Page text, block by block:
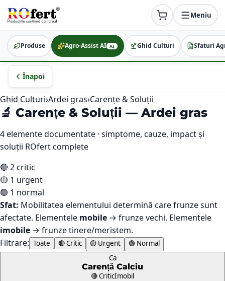
Meniu
Produse Agro-Assist AI AI Ghid Culturi Sfaturi
Înapoi
Ghid Culturi›Ardei gras›Carențe & Soluții
🔬 Carențe & Soluții —Ardei gras
4elemente documentate · simptome, cauze, impact și
soluții ROfert complete
🔴 2critic
🟡 1 urgent
🟢 1 normal
Sfat: Mobilitatea elementului determină care frunze sunt
afectate. Elementele mobile → frunze vechi. Elementele
imobile → frunze tinere/meristem.
Filtrare: Toate 🔴 Critic 🟡 Urgent
🟢 Normal
Ca
Carență Calciu
🔴 CriticImobil